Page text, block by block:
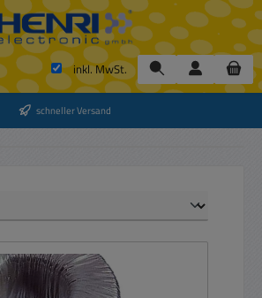
inkl. MwSt.
schneller Versand